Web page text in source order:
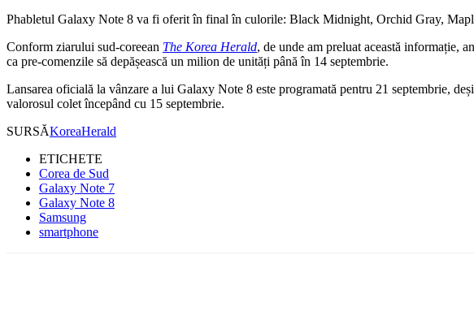
Phabletul Galaxy Note 8 va fi oferit în final în culorile: Black Midnight, Orchid Gray,
Conform ziarului sud-coreean The Korea Herald, de unde am preluat această informație,
ca pre-comenzile să depășească un milion de unități până în 14 septembrie.
Lansarea oficială la vânzare a lui Galaxy Note 8 este programată pentru 21 septembrie,
valorosul colet începând cu 15 septembrie.
SURSĂKoreaHerald
ETICHETE
Corea de Sud
Galaxy Note 7
Galaxy Note 8
Samsung
smartphone